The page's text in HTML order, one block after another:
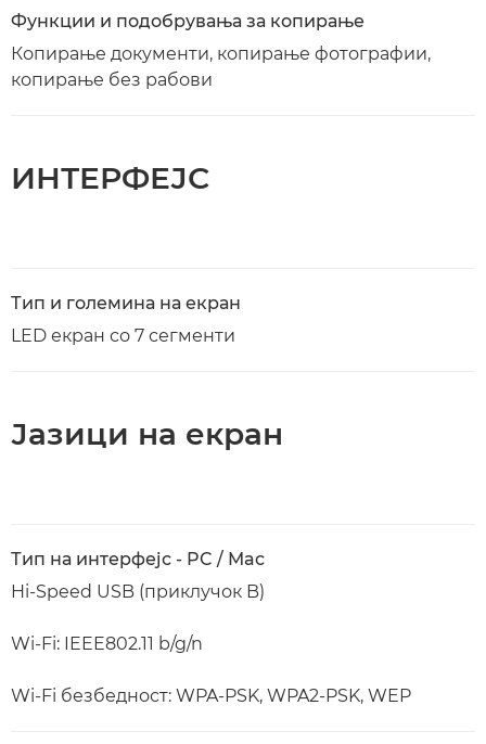
Функции и подобрувања за копирање
Копирање документи, копирање фотографии,
копирање без рабови
ИНТЕРФЕЈС
Тип и големина на екран
LED екран со 7 сегменти
Јазици на екран
Тип на интерфејс - PC / Mac
Hi-Speed USB (приклучок B)
Wi-Fi: IEEE802.11 b/g/n
Wi-Fi безбедност: WPA-PSK, WPA2-PSK, WEP